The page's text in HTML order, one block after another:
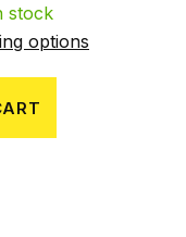
stock
options